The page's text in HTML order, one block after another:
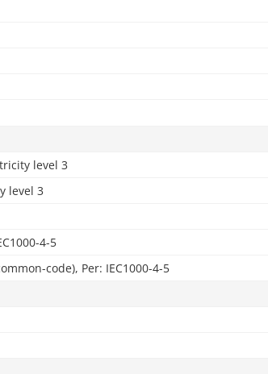
level 3
level 3
4-5
code), Per: IEC1000-4-5